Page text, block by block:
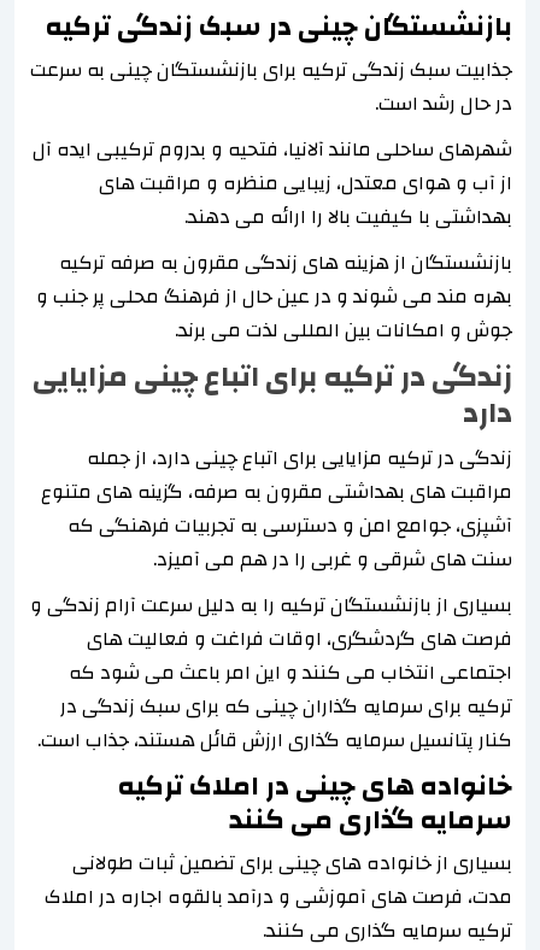
بازنشستگان چینی در سبک زندگی ترکیه
جذابیت سبک زندگی ترکیه برای بازنشستگان چینی به سرعت
در حال رشد است.
شهرهای ساحلی مانند آلانیا، فتحیه و بدروم ترکیبی ایده آل
از آب و هوای معتدل، زیبایی منظره و مراقبت های
بهداشتی با کیفیت بالا را ارائه می دهند.
بازنشستگان از هزینه های زندگی مقرون به صرفه ترکیه
بهره مند می شوند و در عین حال از فرهنگ محلی پر جنب و
جوش و امکانات بین المللی لذت می برند.
زندگی در ترکیه برای اتباع چینی مزایایی
دارد
زندگی در ترکیه مزایایی برای اتباع چینی دارد، از جمله
مراقبت های بهداشتی مقرون به صرفه، گزینه های متنوع
آشپزی، جوامع امن و دسترسی به تجربیات فرهنگی که
سنت های شرقی و غربی را در هم می آمیزد.
بسیاری از بازنشستگان ترکیه را به دلیل سرعت آرام زندگی و
فرصت های گردشگری، اوقات فراغت و فعالیت های
اجتماعی انتخاب می کنند و این امر باعث می شود که
ترکیه برای سرمایه گذاران چینی که برای سبک زندگی در
کنار پتانسیل سرمایه گذاری ارزش قائل هستند، جذاب است.
خانواده های چینی در املاک ترکیه
سرمایه گذاری می کنند
بسیاری از خانواده های چینی برای تضمین ثبات طولانی
مدت، فرصت های آموزشی و درآمد بالقوه اجاره در املاک
ترکیه سرمایه گذاری می کنند.